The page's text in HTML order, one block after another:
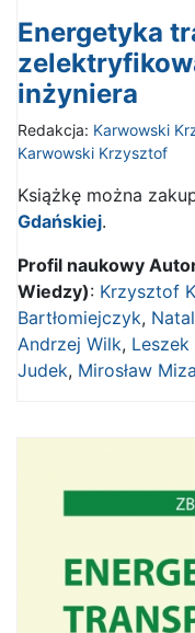
Energetyka
inżyniera
Redakcja: Karwowski
Karwowski Krzysztof
Książkę można
Gdańskiej.
Profil naukowy
Wiedzy): Krzysztof
Bartłomiejczyk,
Andrzej Wilk,
Judek, Mirosław